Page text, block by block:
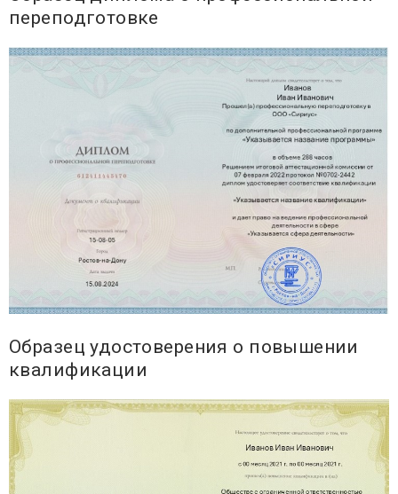
переподготовке
Образец удостоверения о повышении
квалификации